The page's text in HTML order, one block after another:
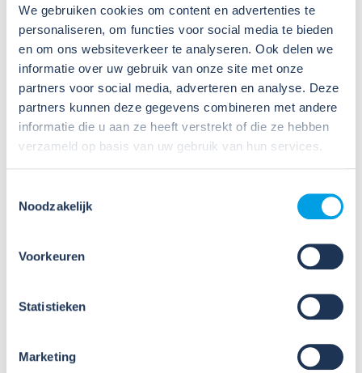
We gebruiken cookies om content en advertenties te
personaliseren, om functies voor social media te bieden
en om ons websiteverkeer te analyseren. Ook delen we
informatie over uw gebruik van onze site met onze
partners voor social media, adverteren en analyse. Deze
partners kunnen deze gegevens combineren met andere
informatie die u aan ze heeft verstrekt of die ze hebben
verzameld op basis van uw gebruik van hun services.
Noodzakelijk
Voorkeuren
Statistieken
Marketing
Toolbox geven
Wil je
toolbox
Raadpleeg danhettoolboxplatform.
Toolbox werken veilig werken op hoogte
Bekijk ook de presentatieen video over het werken op
Aanvullende tools
werknemers als werkgevers.
Tools per thema